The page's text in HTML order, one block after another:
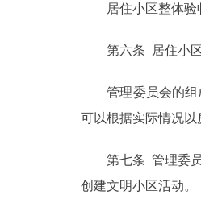
居住小区整体验收
第六条 居住小区
管理委员会的组成
可以根据实际情况
第七条 管理委员
创建文明小区活动。